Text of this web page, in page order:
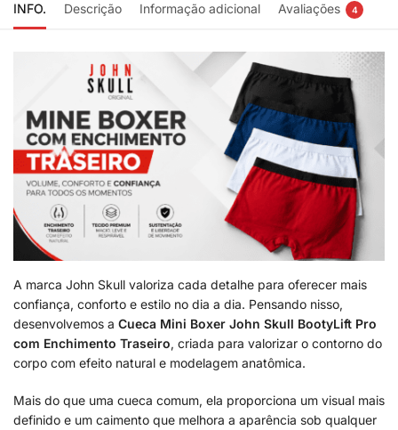
INFO. Descrição Informação adicional Avaliações 4
A marca John Skull valoriza cada detalhe para oferecer mais
confiança, conforto e estilo no dia a dia. Pensando nisso,
desenvolvemos a Cueca Mini Boxer John Skull BootyLift Pro
com Enchimento Traseiro, criada para valorizar o contorno do
corpo com efeito natural e modelagem anatômica.
Mais do que uma cueca comum, ela proporciona um visual mais
definido e um caimento que melhora a aparência sob qualquer